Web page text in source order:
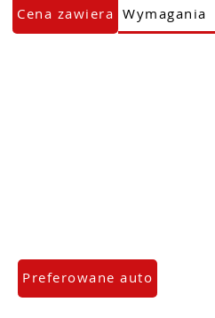
Cena zawiera Wymagania
Preferowane auto